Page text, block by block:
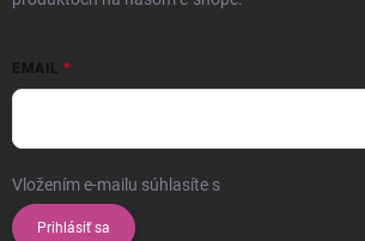
EMAIL
Vložením e-mailu súhlasíte s
Prihlásiť sa